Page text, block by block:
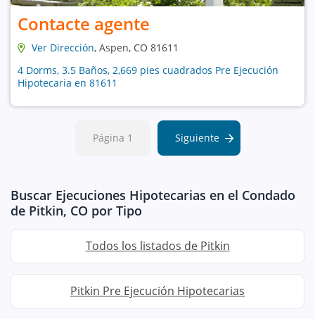
Contacte agente
Ver Dirección, Aspen, CO 81611
4 Dorms, 3.5 Baños, 2,669 pies cuadrados Pre Ejecución
Hipotecaria en 81611
Página 1 Siguiente
Buscar Ejecuciones Hipotecarias en el Condado
de Pitkin, CO por Tipo
Todos los listados de Pitkin
Pitkin Pre Ejecución Hipotecarias